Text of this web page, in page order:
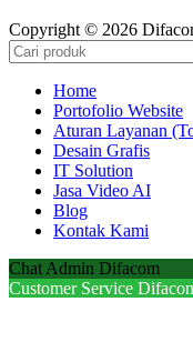
Copyright © 2026
Home
Portofolio Website
Aturan Layanan
Desain Grafis
IT Solution
Jasa Video AI
Blog
Kontak Kami
Chat Admin Difacom
Customer Service